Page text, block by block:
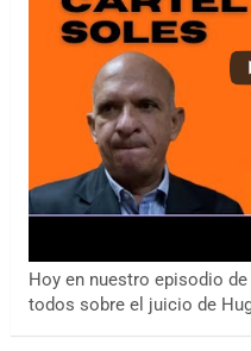
Hoy en nuestro episodio
todos sobre el juicio de